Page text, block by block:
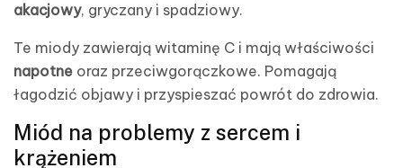
akacjowy, gryczany i spadziowy.
Te miody zawierają witaminę C i mają właściwości
napotne oraz przeciwgorączkowe. Pomagają
łagodzić objawy i przyspieszać powrót do zdrowia.
Miód na problemy z sercem i
krążeniem